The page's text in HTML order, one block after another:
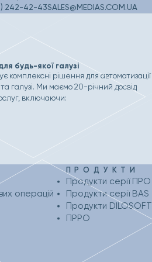
будь-якої галузі
комплексні рішення для автоматизації
галузі. Ми маємо 20-річний досвід
включаючи:
242-42-43SALES@MEDIAS.COM.UA
операцій
ПРОДУКТИ
Продукти серії ПРО
Продукти серії BAS
Продукти DILOSOFT
ПРРО